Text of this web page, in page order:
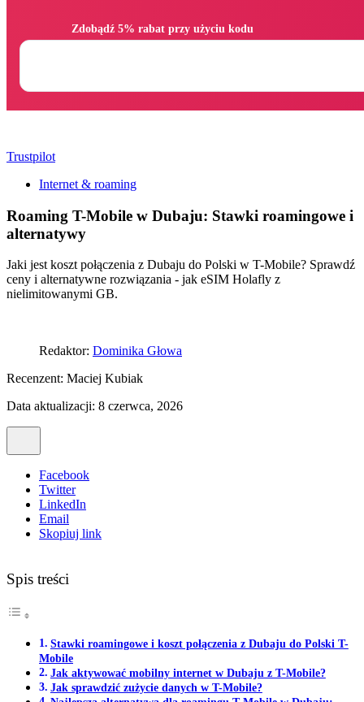
Trustpilot
Internet & roaming
Roaming T-Mobile w Dubaju: Stawki roamingowe i
alternatywy
Jaki jest koszt połączenia z Dubaju do Polski w T-Mobile? Sprawdź
ceny i alternatywne rozwiązania - jak eSIM Holafly z
nielimitowanymi GB.
Redaktor: Dominika Głowa
Recenzent: Maciej Kubiak
Data aktualizacji: 8 czerwca, 2026
Facebook
Twitter
LinkedIn
Email
Skopiuj link
Spis treści
Stawki roamingowe i koszt połączenia z Dubaju do Polski T-
Mobile
Jak aktywować mobilny internet w Dubaju z T-Mobile?
Jak sprawdzić zużycie danych w T-Mobile?